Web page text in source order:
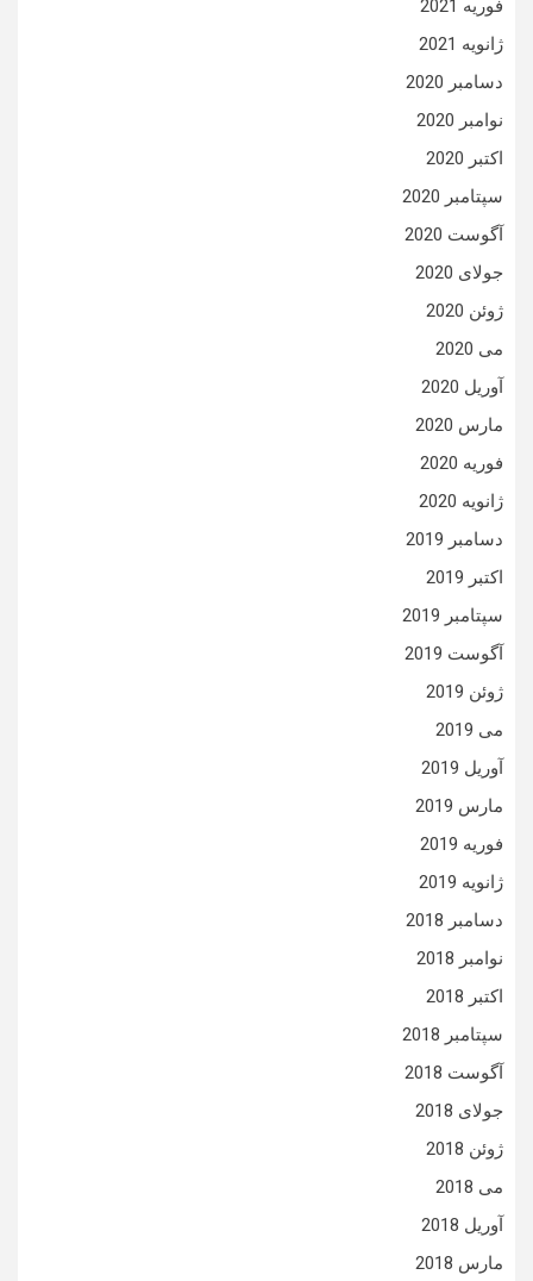
فوریه 2021
ژانویه 2021
دسامبر 2020
نوامبر 2020
اکتبر 2020
سپتامبر 2020
آگوست 2020
جولای 2020
ژوئن 2020
می 2020
آوریل 2020
مارس 2020
فوریه 2020
ژانویه 2020
دسامبر 2019
اکتبر 2019
سپتامبر 2019
آگوست 2019
ژوئن 2019
می 2019
آوریل 2019
مارس 2019
فوریه 2019
ژانویه 2019
دسامبر 2018
نوامبر 2018
اکتبر 2018
سپتامبر 2018
آگوست 2018
جولای 2018
ژوئن 2018
می 2018
آوریل 2018
مارس 2018